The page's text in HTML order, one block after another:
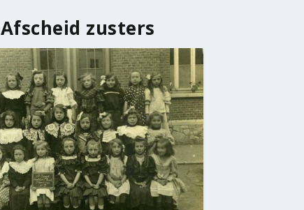
Afscheid zusters